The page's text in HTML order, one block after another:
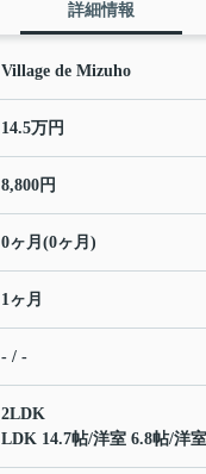
詳細情報
Village de Mizuho
14.5万円
8,800円
0ヶ月(0ヶ月)
1ヶ月
- / -
2LDK
LDK 14.7帖/洋室 6.8帖/洋